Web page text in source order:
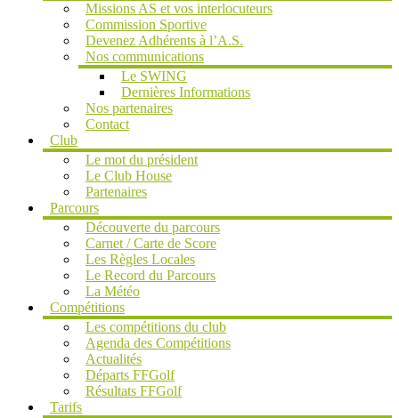
Missions AS et vos interlocuteurs
Commission Sportive
Devenez Adhérents à l’A.S.
Nos communications
Le SWING
Dernières Informations
Nos partenaires
Contact
Club
Le mot du président
Le Club House
Partenaires
Parcours
Découverte du parcours
Carnet / Carte de Score
Les Règles Locales
Le Record du Parcours
La Météo
Compétitions
Les compétitions du club
Agenda des Compétitions
Actualités
Départs FFGolf
Résultats FFGolf
Tarifs